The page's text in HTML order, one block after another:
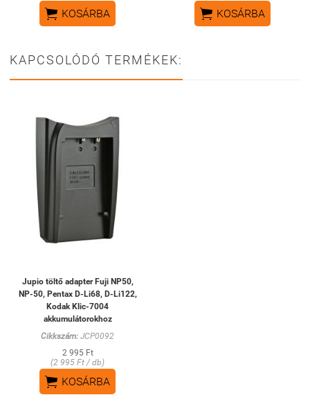
 KOSÁRBA  KOSÁRBA
KAPCSOLÓDÓ TERMÉKEK:
Jupio töltő adapter Fuji NP50,
NP-50, Pentax D-Li68, D-Li122,
Kodak Klic-7004
akkumulátorokhoz
Cikkszám: JCP0092
2 995 Ft
(2 995 Ft / db)
 KOSÁRBA